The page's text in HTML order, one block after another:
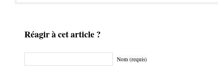
Réagir à cet article ?
Nom (requis)